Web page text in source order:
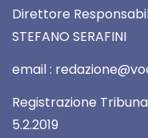
Direttore
STEFANO SERAFINI
email :
Registrazione
5.2.2019